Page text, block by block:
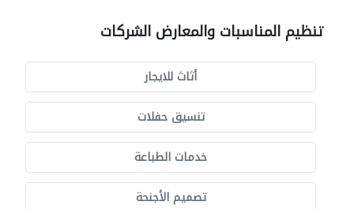
تنظيم المناسبات والمعارض الشركات
أثاث للايجار
تنسيق حفلات
خدمات الطباعة
تصميم الأجنحة